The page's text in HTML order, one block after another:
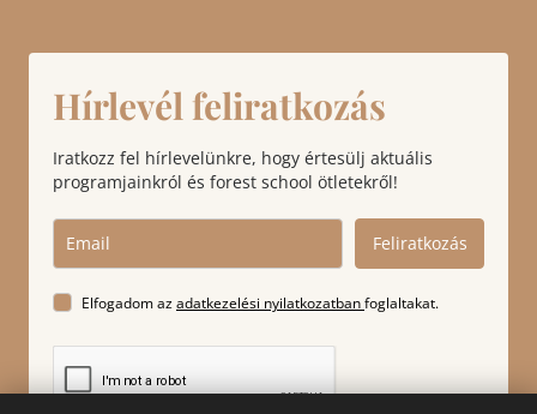
Hírlevél feliratkozás
Iratkozz fel hírlevelünkre, hogy értesülj aktuális
programjainkról és forest school ötletekről!
Feliratkozás
Elfogadom azadatkezelési nyilatkozatbanfoglaltakat.